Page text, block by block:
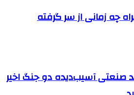
چه زمانی از سر گرفته
۴۶ واحد صنعتی آسیب‌دیده دو جنگ اخیر